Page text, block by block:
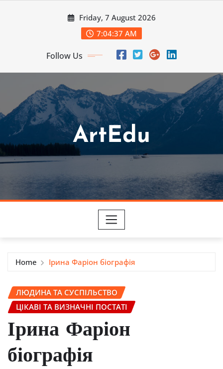
Friday, 7 August 2026
7:04:39 AM
Follow Us
ArtEdu
Home Ірина Фаріон біографія
ЛЮДИНА ТА СУСПІЛЬСТВО
ЦІКАВІ ТА ВИЗНАЧНІ ПОСТАТІ
Ірина Фаріон
біографія